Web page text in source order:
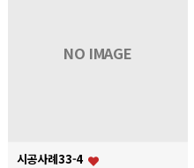
NO IMAGE
시공사례33-4